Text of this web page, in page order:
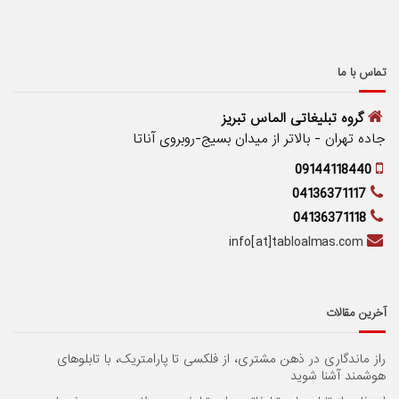
تماس با ما
گروه تبلیغاتی الماس تبریز
جاده تهران - بالاتر از میدان بسیج-روبروی آناتا
09144118440
04136371117
04136371118
info[at]tabloalmas.com
آخرین مقالات
راز ماندگاری در ذهن مشتری، از فلکسی تا پارامتریک، با تابلوهای
هوشمند آشنا شوید